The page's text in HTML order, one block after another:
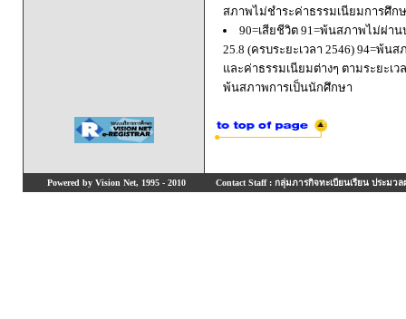
สภาพไม่ชำระค่าธรรมเนียมการศึก
90=เสียชีวิต 91=พ้นสภาพไม่ผ่า
25.8 (ครบระยะเวลา 2546) 94=พ้
และค่าธรรมเนียมต่างๆ ตามระยะเ
พ้นสภาพการเป็นนักศึกษา
Powered by Vision Net, 1995 - 2010 Contact Staff : กลุ่มภารกิจทะเบียนเรียน ประมวล